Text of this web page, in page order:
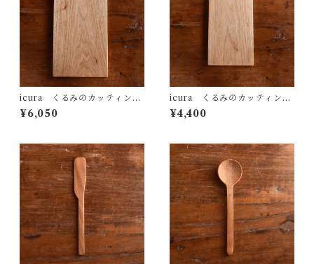
icura くるみのカッティング
ボード
¥6,050
icura くるみのカッティング
ボード
¥4,400